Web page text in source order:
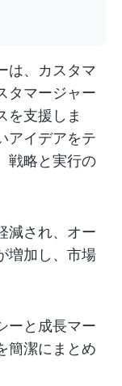
は、カスタマ
タマージャー
を支援しま
アイデアをテ
戦略と実行の
減され、オー
増加し、市場
ーと成長マー
簡潔にまとめ